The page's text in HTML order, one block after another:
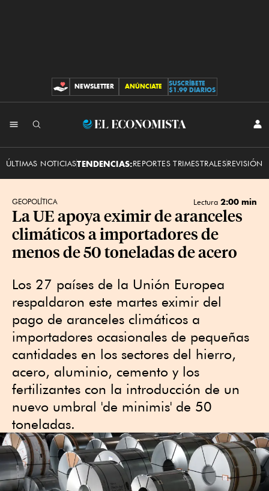
CONTRIBUCIONES
NEWSLETTER ANÚNCIATE
SUSCRÍBETE
$1.99 DIARIOS
El
ÚLTIMAS NOTICIASTENDENCIAS:REPORTES TRIMESTRALESREVISIÓN
GEOPOLÍTICA Lectura 2:00 min
La UE apoya eximir de aranceles
climáticos a importadores de
menos de 50 toneladas de acero
Los 27 países de la Unión Europea
respaldaron este martes eximir del
pago de aranceles climáticos a
importadores ocasionales de pequeñas
cantidades en los sectores del hierro,
acero, aluminio, cemento y los
fertilizantes con la introducción de un
nuevo umbral 'de minimis' de 50
toneladas.